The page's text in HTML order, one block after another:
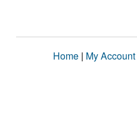
Home | My Account